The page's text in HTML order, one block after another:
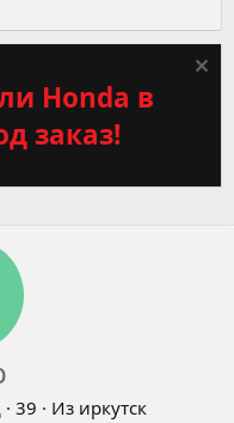
Honda в
заказ!
· 39 · Из иркутск